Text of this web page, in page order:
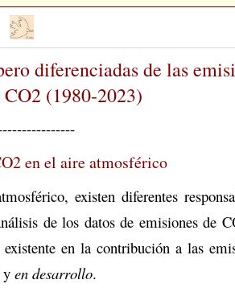
diferenciadas de las
(1980-2023)
en el aire atmosférico
existen diferentes
de los datos de emisiones de
en la contribución a las
y en desarrollo.